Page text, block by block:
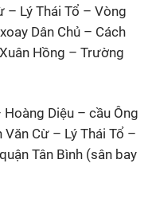
– Lý Thái Tổ – Vòng
Dân Chủ – Cách
Hồng – Trường
Diệu – cầu Ông
Cừ – Lý Thái Tổ –
Tân Bình (sân bay